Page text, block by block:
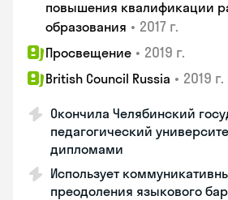
повышения квалификации
образования • 2017 г.
Просвещение • 2019 г.
British Council Russia • 2019 г.
Окончила Челябинский
педагогический
дипломами
Использует
преодоления языкового